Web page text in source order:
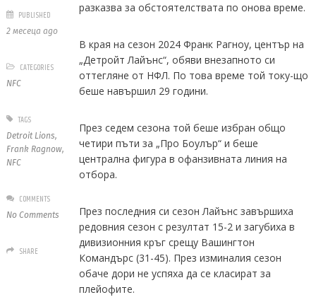
разказва за обстоятелствата по онова време.
В края на сезон 2024 Франк Рагноу, център на
„Детройт Лайънс“, обяви внезапното си
оттегляне от НФЛ. По това време той току-що
беше навършил 29 години.
През седем сезона той беше избран общо
четири пъти за „Про Боулър“ и беше
централна фигура в офанзивната линия на
отбора.
През последния си сезон Лайънс завършиха
редовния сезон с резултат 15-2 и загубиха в
дивизионния кръг срещу Вашингтон
Командърс (31-45). През изминалия сезон
обаче дори не успяха да се класират за
плейофите.
PUBLISHED
2 месеца ago
CATEGORIES
NFC
TAGS
Detroit Lions,
Frank Ragnow,
NFC
COMMENTS
No Comments
SHARE